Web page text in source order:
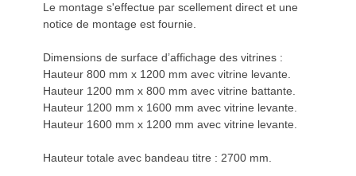
Le montage s'effectue par scellement direct et une
notice de montage est fournie.
Dimensions de surface d’affichage des vitrines :
Hauteur 800 mm x 1200 mm avec vitrine levante.
Hauteur 1200 mm x 800 mm avec vitrine battante.
Hauteur 1200 mm x 1600 mm avec vitrine levante.
Hauteur 1600 mm x 1200 mm avec vitrine levante.
Hauteur totale avec bandeau titre : 2700 mm.